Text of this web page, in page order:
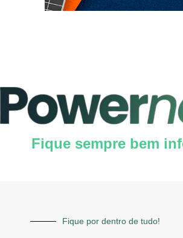
Fique sempre bem
Fique por dentro de tudo!